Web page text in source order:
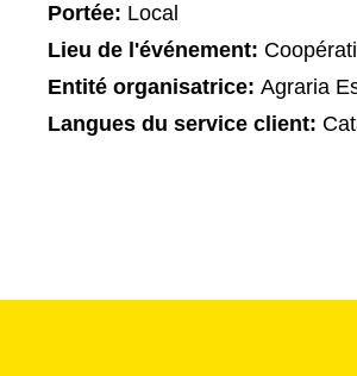
Portée: Local
Lieu de l'événement:
Entité organisatrice: Agraria
Langues du service client: